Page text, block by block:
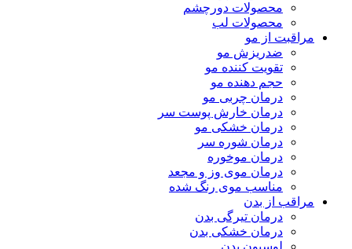
محصولات دورچشم
محصولات لب
مراقبت از مو
ضدریزش مو
تقویت کننده مو
حجم دهنده مو
درمان چربی مو
درمان خارش پوست سر
درمان خشکی مو
درمان شوره سر
درمان موخوره
درمان موی وز و مجعد
مناسب موی رنگ شده
مراقب از بدن
درمان تیرگی بدن
درمان خشکی بدن
لوسیون بدن